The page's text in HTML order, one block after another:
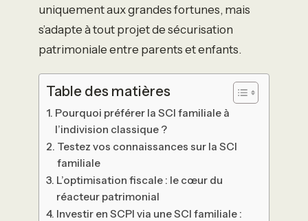
uniquement aux grandes fortunes, mais
s’adapte à tout projet de sécurisation
patrimoniale entre parents et enfants.
Table des matières
Pourquoi préférer la SCI familiale à
l’indivision classique ?
Testez vos connaissances sur la SCI
familiale
L’optimisation fiscale : le cœur du
réacteur patrimonial
Investir en SCPI via une SCI familiale :